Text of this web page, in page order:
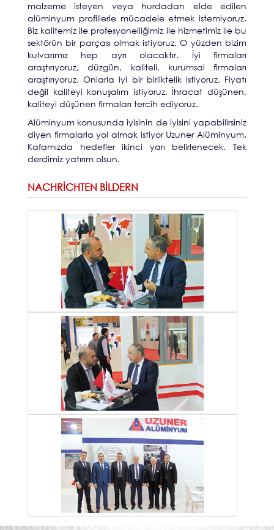
malzeme isteyen veya hurdadan elde edilen
alüminyum profillerle mücadele etmek istemiyoruz.
Biz kalitemiz ile profesyonelliğimiz ile hizmetimiz ile bu
sektörün bir parçası olmak istiyoruz. O yüzden bizim
kulvarımız hep ayrı olacaktır. İyi firmaları
araştırıyoruz, düzgün, kaliteli, kurumsal firmaları
araştırıyoruz. Onlarla iyi bir birliktelik istiyoruz. Fiyatı
değil kaliteyi konuşalım istiyoruz. İhracat düşünen,
kaliteyi düşünen firmaları tercih ediyoruz.
Alüminyum konusunda iyisinin de iyisini yapabilirsiniz
diyen firmalarla yol almak istiyor Uzuner Alüminyum.
Kafamızda hedefler ikinci yarı belirlenecek. Tek
derdimiz yatırım olsun.
NACHRICHTEN BILDERN